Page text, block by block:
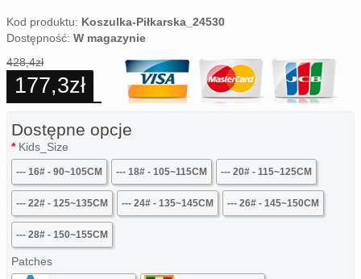
Kod produktu: Koszulka-Piłkarska_24530
Dostępność: W magazynie
428,4zł
177,3zł
Dostępne opcje
Kids_Size
--- 16# - 90~105CM --- 18# - 105~115CM --- 20# - 115~125CM
--- 22# - 125~135CM --- 24# - 135~145CM --- 26# - 145~150CM
--- 28# - 150~155CM
Patches